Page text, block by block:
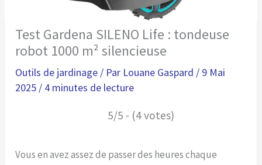
Test Gardena SILENO Life : tondeuse
robot 1000 m² silencieuse
Outils de jardinage / Par Louane Gaspard / 9 Mai
2025 / 4 minutes de lecture
5/5 - (4 votes)
Vous en avez assez de passer des heures chaque